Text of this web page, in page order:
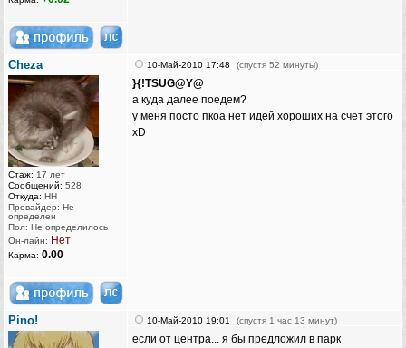
Cheza
Стаж: 17 лет
Сообщений: 528
Откуда: НН
Провайдер: Не
определен
Пол: Не определилось
Он-лайн: Нет
Карма: 0.00
10-Май-2010 17:48 (спустя 52 минуты)
}{!TSUG@Y@
а куда далее поедем?
у меня посто пкоа нет идей хороших на счет этого
хD
Pino! 10-Май-2010 19:01 (спустя 1 час 13 минут)
если от центра... я бы предложил в парк